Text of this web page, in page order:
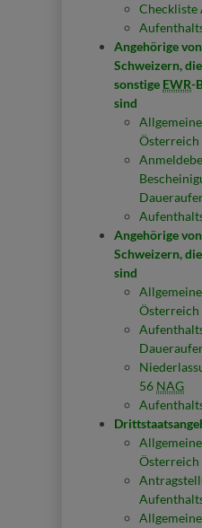
Checkliste
Angehörige von
Schweizern,
sonstige EWR-
sind
Österreich
Angehörige von
Schweizern,
sind
Österreich
56 NAG
Österreich